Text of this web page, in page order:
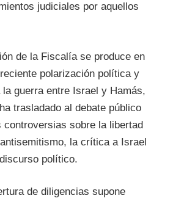
judiciales por aquellos
de la Fiscalía se produce en
polarización política y
guerra entre Israel y Hamás,
trasladado al debate público
controversias sobre la libertad
la crítica a Israel
político.
de diligencias supone